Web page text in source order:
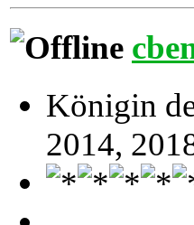
Königin
2014,